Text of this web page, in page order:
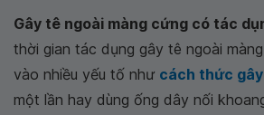
Gây tê ngoài màng cứng có tác
thời gian tác dụng gây tê ngoài
vào nhiều yếu tố như cách thức
một lần hay dùng ống dây nối